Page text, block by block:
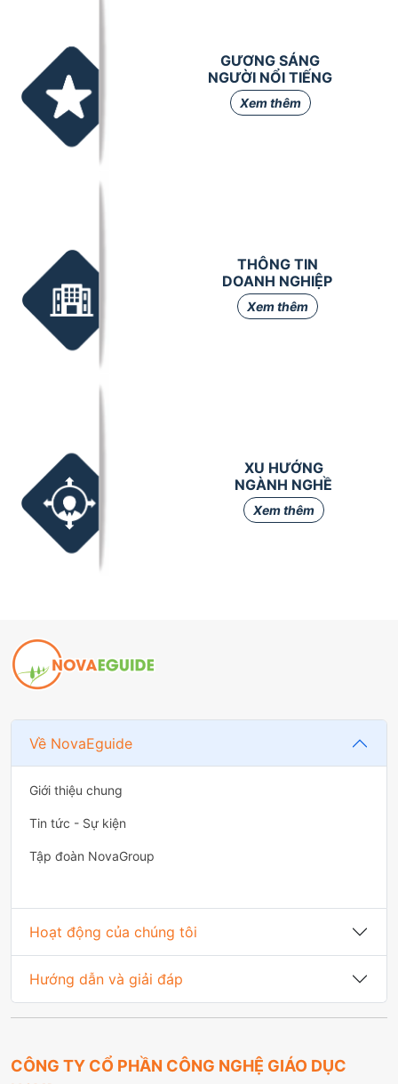
GƯƠNG SÁNG
NGƯỜI NỔI TIẾNG
Xem thêm
THÔNG TIN
DOANH NGHIỆP
Xem thêm
XU HƯỚNG
NGÀNH NGHỀ
Xem thêm
Về NovaEguide
Giới thiệu chung
Tin tức - Sự kiện
Tập đoàn NovaGroup
Hoạt động của chúng tôi
Hướng dẫn và giải đáp
CÔNG TY CỔ PHẦN CÔNG NGHỆ GIÁO DỤC